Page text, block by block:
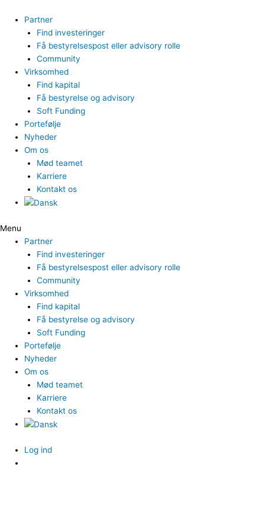
indholdet
Partner
Find investeringer
Få bestyrelsespost eller advisory rolle
Community
Virksomhed
Find kapital
Få bestyrelse og advisory
Soft Funding
Portefølje
Nyheder
Om os
Mød teamet
Karriere
Kontakt os
Menu
Partner
Find investeringer
Få bestyrelsespost eller advisory rolle
Community
Virksomhed
Find kapital
Få bestyrelse og advisory
Soft Funding
Portefølje
Nyheder
Om os
Mød teamet
Karriere
Kontakt os
Log ind